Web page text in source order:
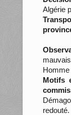
Algérie
Homme
Motifs